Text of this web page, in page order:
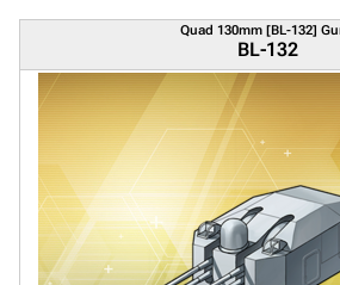
BL-132
Quad 130mm [BL-132]